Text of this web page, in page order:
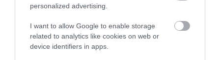
personalized advertising.
I want to allow Google to enable storage
related to analytics like cookies on web or
device identifiers in apps.
TÍZ ÉVE NEM VOLT ILYEN ALACSONY AZ
2026. augusztus 07|Mindenki ügye
MINDHÁROM ÜTEMBEN DOLGOZNAK A 25-